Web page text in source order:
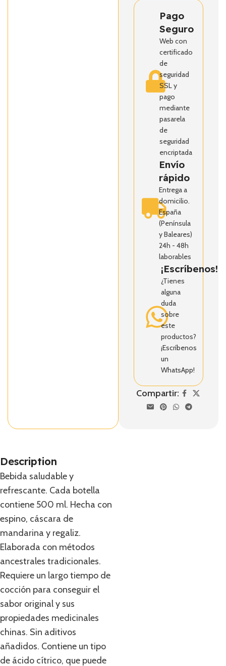
Pago
Seguro
Web con
certificado
de
seguridad
SSL y
pago
mediante
pasarela
de
seguridad
encriptada
Envío
rápido
Entrega a
domicilio.
España
(Península
y Baleares)
24h - 48h
laborables
¡Escríbenos!
¿Tienes
alguna
duda
sobre
este
productos?
¡Escríbenos
un
WhatsApp!
Compartir:
Description
Bebida saludable y
refrescante. Cada botella
contiene 500 ml. Hecha con
espino, cáscara de
mandarina y regaliz.
Elaborada con métodos
ancestrales tradicionales.
Requiere un largo tiempo de
cocción para conseguir el
sabor original y sus
propiedades medicinales
chinas. Sin aditivos
añadidos. Contiene un tipo
de ácido cítrico, que puede